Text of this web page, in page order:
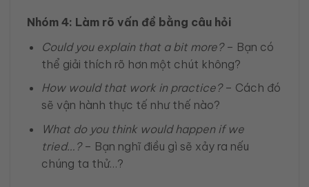
Nhóm 4: Làm rõ vấn đề bằng câu hỏi
Could you explain that a bit more?– Bạn có
thể giải thích rõ hơn một chút không?
How would that work in practice?– Cách đó
sẽ vận hành thực tế như thế nào?
What do you think would happen if we
tried…?– Bạn nghĩ điều gì sẽ xảy ra nếu
chúng ta thử…?